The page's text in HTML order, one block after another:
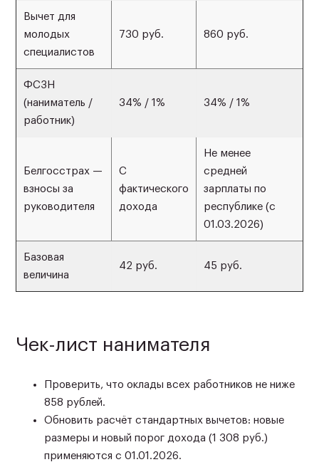
Вычет для
молодых
специалистов
730 руб. 860 руб.
ФСЗН
(наниматель /
работник)
34% / 1% 34% / 1%
Белгосстрах —
взносы за
руководителя
С
фактического
дохода
Не менее
средней
зарплаты по
республике (с
01.03.2026)
Базовая
величина
42 руб. 45 руб.
Чек-лист нанимателя
Проверить, что оклады всех работников не ниже
858 рублей.
Обновить расчёт стандартных вычетов: новые
размеры и новый порог дохода (1 308 руб.)
применяются с 01.01.2026.